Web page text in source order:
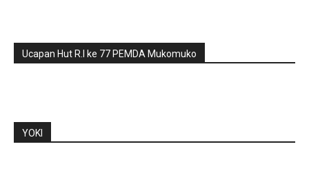
Ucapan Hut R.I ke 77 PEMDA Mukomuko
YOKI